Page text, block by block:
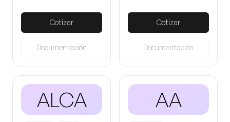
Cotizar
Documentación
Cotizar
Documentación
ALCA AA